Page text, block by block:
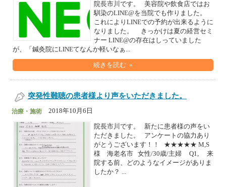
院長市川です。 美容院や飲食店ではお
馴染のLINE@を当院でも作りました。
これによりLINEでの予約が出来るように
なりました。 きっかけは夏の経営セミ
ナー LINE@の存在はしっていました
が、「鍼灸院にLINEてなんか軽いなぁ...
続きを読む »
突発性難聴の患者様より声をいただきました。
2018年10月6日
治療・施術
院長市川です。 新たに患者様の声をい
ただきました。 アンケートの協力あり
がとうございます！！ ★★★★★ M,S
様 海老名市 女性/30歳/主婦 Q1, 来
院する前、どのようなイメージがありま
したか？ ...